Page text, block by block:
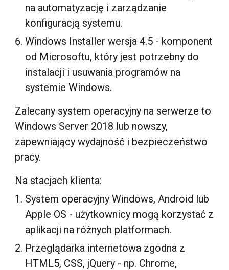
na automatyzację i zarządzanie
konfiguracją systemu.
Windows Installer wersja 4.5 - komponent
od Microsoftu, który jest potrzebny do
instalacji i usuwania programów na
systemie Windows.
Zalecany system operacyjny na serwerze to
Windows Server 2018 lub nowszy,
zapewniający wydajność i bezpieczeństwo
pracy.
Na stacjach klienta:
System operacyjny Windows, Android lub
Apple OS - użytkownicy mogą korzystać z
aplikacji na różnych platformach.
Przeglądarka internetowa zgodna z
HTML5, CSS, jQuery - np. Chrome,